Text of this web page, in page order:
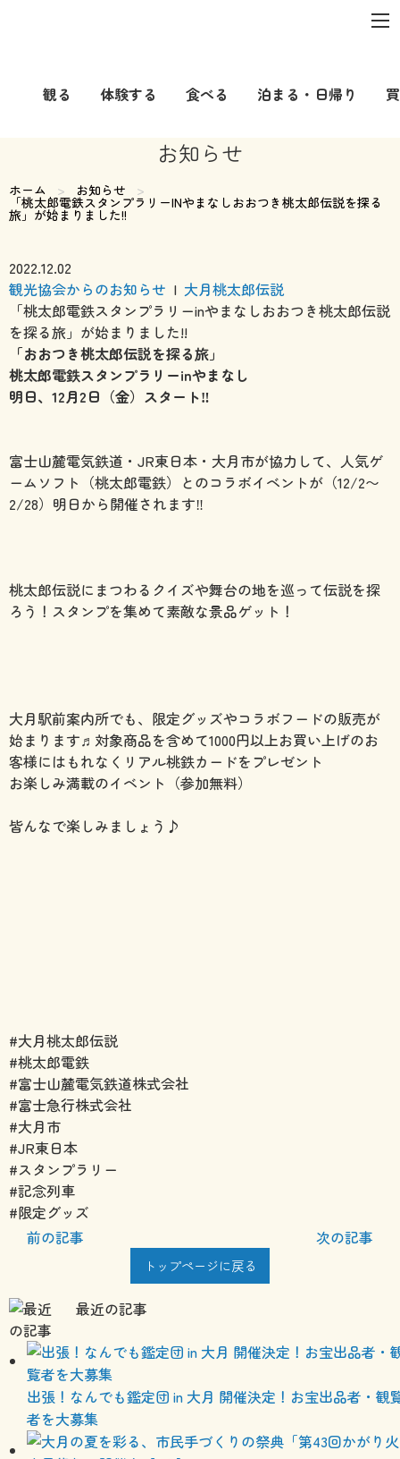
観る 体験する 食べる 泊まる・日帰り
お知らせ
ホーム お知らせ
現在のページ:
「桃太郎電鉄スタンプラリーINやまなしおおつき桃太郎伝説を探る
旅」が始まりました!!
2022.12.02
観光協会からのお知らせ | 大月桃太郎伝説
「桃太郎電鉄スタンプラリーinやまなしおおつき桃太郎伝説
を探る旅」が始まりました!!
「おおつき桃太郎伝説を探る旅」
桃太郎電鉄スタンプラリーinやまなし
明日、12月2日（金）スタート‼️
富士山麓電気鉄道・JR東日本・大月市が協力して、人気ゲ
ームソフト（桃太郎電鉄）とのコラボイベントが（12/2〜
2/28）明日から開催されます‼️
桃太郎伝説にまつわるクイズや舞台の地を巡って伝説を探
ろう！スタンプを集めて素敵な景品ゲット！
大月駅前案内所でも、限定グッズやコラボフードの販売が
始まります♬対象商品を含めて1000円以上お買い上げのお
客様にはもれなくリアル桃鉄カードをプレゼント
お楽しみ満載のイベント（参加無料）
皆んなで楽しみましょう♪
#大月桃太郎伝説
#桃太郎電鉄
#富士山麓電気鉄道株式会社
#富士急行株式会社
#大月市
#JR東日本
#スタンプラリー
#記念列車
#限定グッズ
前の記事
次の記事
トップページに戻る
最近の記事
出張！なんでも鑑定団 in 大月 開催決定！お宝出品者・観
者を大募集